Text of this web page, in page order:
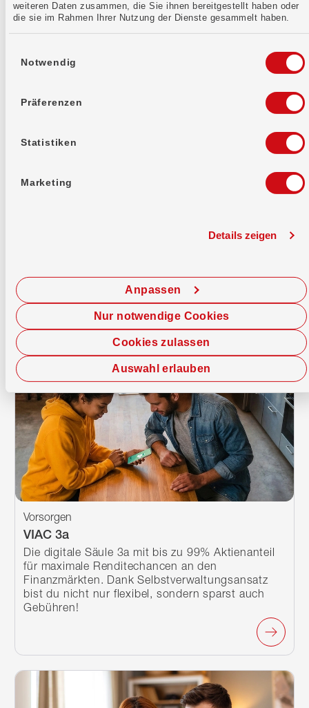
weiteren Daten zusammen, die Sie ihnen bereitgestellt haben oder
die sie im Rahmen Ihrer Nutzung der Dienste gesammelt haben.
Notwendig
Präferenzen
Statistiken
Marketing
Details zeigen
Cookies zulassen
Anpassen
Auswahl erlauben
Nur notwendige Cookies
Konto & Karte
Mastercard, E-Banking und TWINT. Alles drin,
VIAC 3a
Vorsorgen
Die digitale Säule 3a mit bis zu 99% Aktienanteil
für maximale Renditechancen an den
Finanzmärkten. Dank Selbstverwaltungsansatz
bist du nicht nur flexibel, sondern sparst auch
Gebühren!